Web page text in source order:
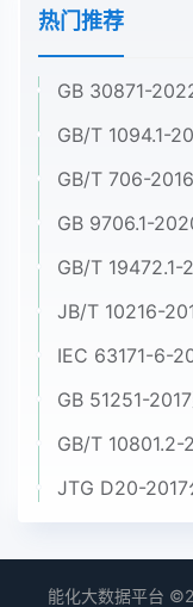
热门推荐
GB/T 706-
能化大数据平台